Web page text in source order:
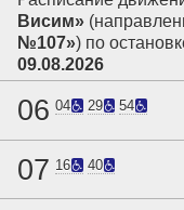
Висим»
№107») по
09.08.2026
06 04 29 54
07 16 40